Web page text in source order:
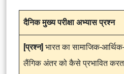
दैनिक मुख्य परीक्षा अभ्यास प्रश्न
[प्रश्न] भारत का सामाजिक-
लैंगिक अंतर को कैसे प्रभावित